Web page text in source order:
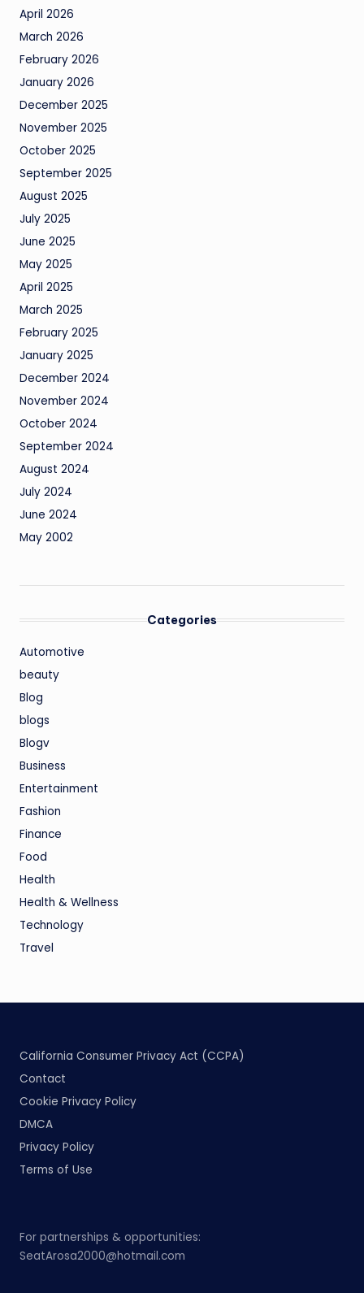
April 2026
March 2026
February 2026
January 2026
December 2025
November 2025
October 2025
September 2025
August 2025
July 2025
June 2025
May 2025
April 2025
March 2025
February 2025
January 2025
December 2024
November 2024
October 2024
September 2024
August 2024
July 2024
June 2024
May 2002
Categories
Automotive
beauty
Blog
blogs
Blogv
Business
Entertainment
Fashion
Finance
Food
Health
Health & Wellness
Technology
Travel
California Consumer Privacy Act (CCPA)
Contact
Cookie Privacy Policy
DMCA
Privacy Policy
Terms of Use
For partnerships & opportunities:
SeatArosa2000@hotmail.com